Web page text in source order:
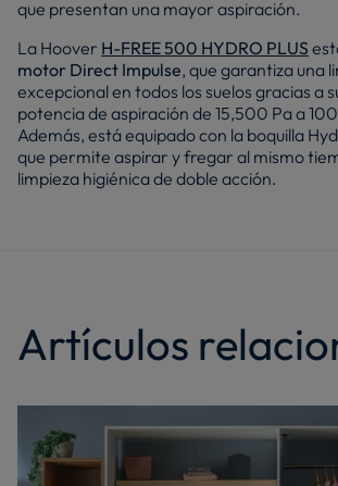
que presentan una mayor aspiración.
La Hoover H-FREE 500 HYDRO PLUS
motor Direct Impulse, que garantiza una
excepcional en todos los suelos gracias a
potencia de aspiración de 15,500 Pa a
Además, está equipado con la boquilla
que permite aspirar y fregar al mismo
limpieza higiénica de doble acción.
Artículos